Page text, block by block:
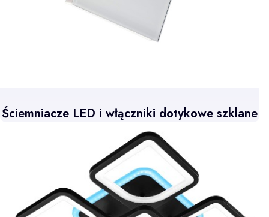
Ściemniacze LED i włączniki dotykowe szklane